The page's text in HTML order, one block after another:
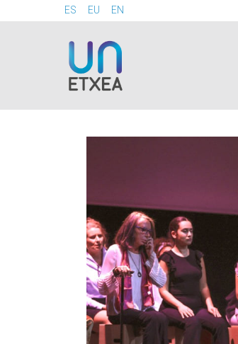
ES EU EN